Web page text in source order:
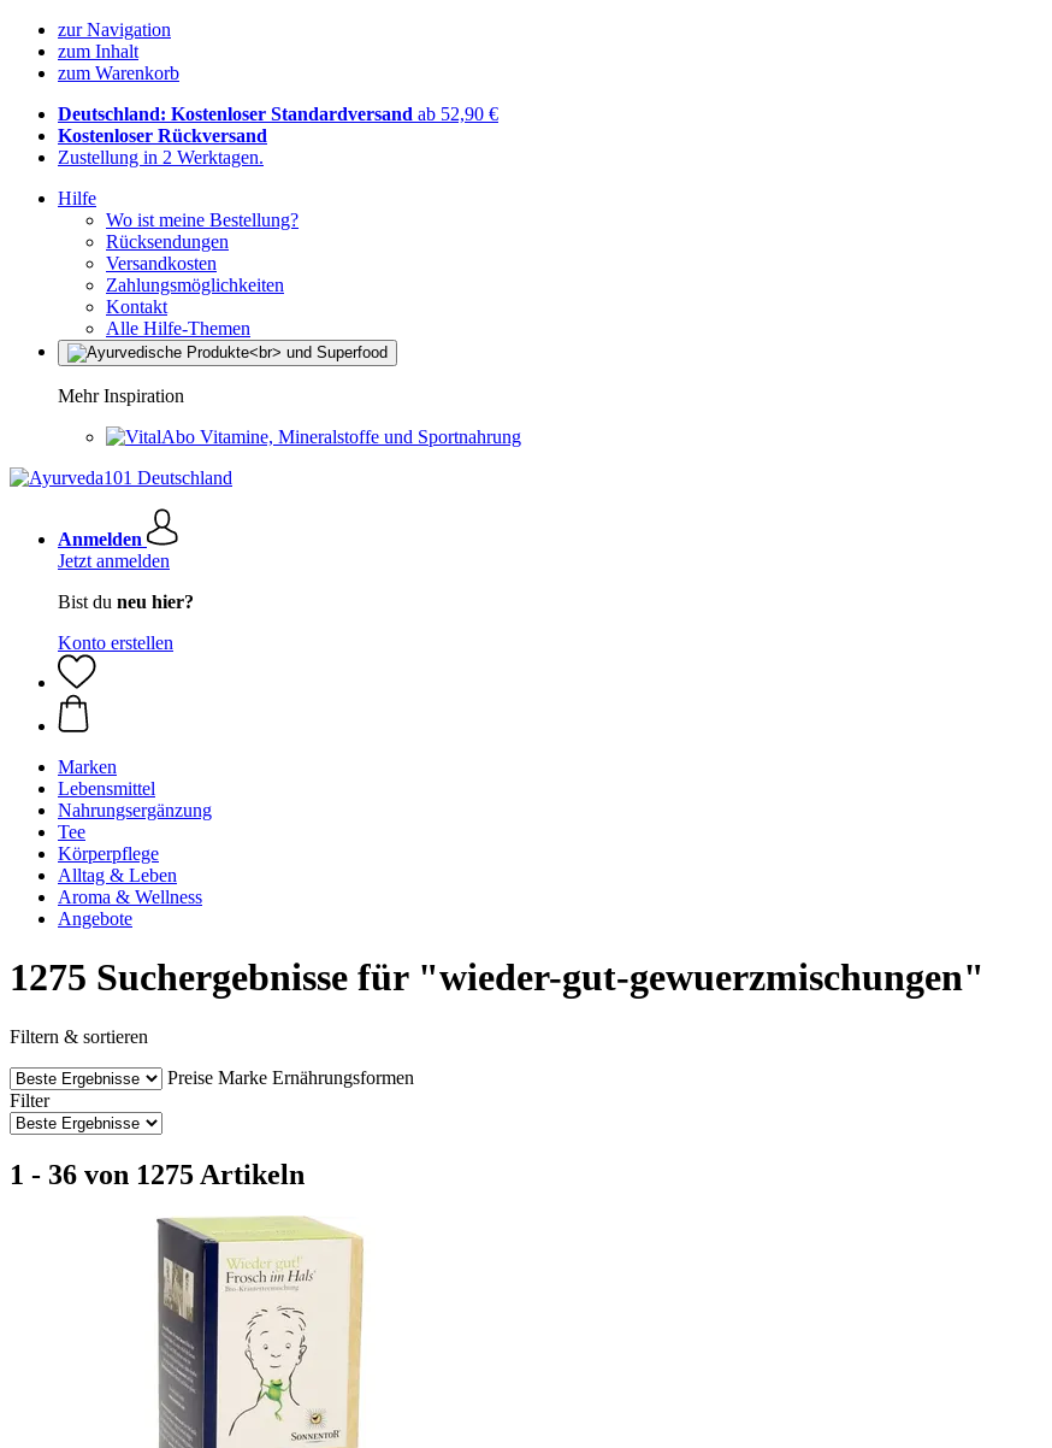
zur Navigation
zum Inhalt
zum Warenkorb
Deutschland: Kostenloser Standardversand ab 52,90 €
Kostenloser Rückversand
Zustellung in 2 Werktagen.
Hilfe
Wo ist meine Bestellung?
Rücksendungen
Versandkosten
Zahlungsmöglichkeiten
Kontakt
Alle Hilfe-Themen
Mehr Inspiration
Vitamine, Mineralstoffe und Sportnahrung
Anmelden
Jetzt anmelden
Bist du neu hier?
Konto erstellen
Marken
Lebensmittel
Nahrungsergänzung
Tee
Körperpflege
Alltag & Leben
Aroma & Wellness
Angebote
1275 Suchergebnisse für "wieder-gut-gewuerzmischungen"
Filtern & sortieren
Preise Marke Ernährungsformen
Filter
1 - 36 von 1275 Artikeln